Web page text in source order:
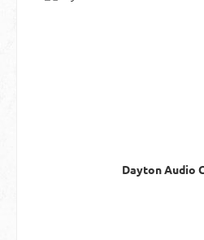
Dayton Audio